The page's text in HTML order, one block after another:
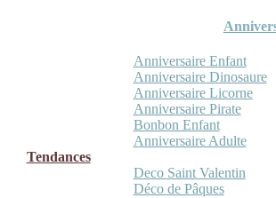
Anniversaire Enfant
Anniversaire Dinosaure
Anniversaire Licorne
Anniversaire Pirate
Bonbon Enfant
Anniversaire Adulte
Tendances
Deco Saint Valentin
Déco de Pâques